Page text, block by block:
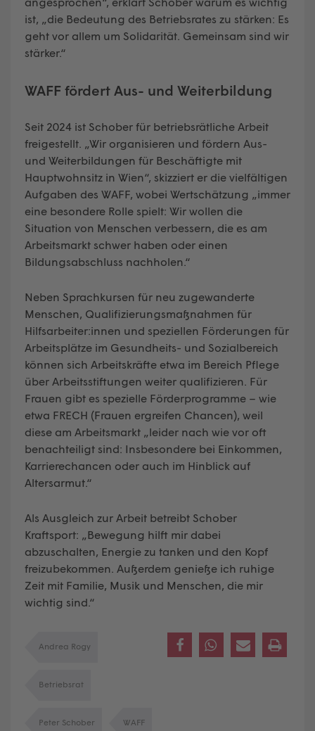
ist, „die Bedeutung des Betriebsrates zu stärken: Es
geht vor allem um Solidarität. Gemeinsam sind wir
stärker.“
WAFF fördert Aus- und Weiterbildung
Seit 2024 ist Schober für betriebsrätliche Arbeit
freigestellt. „Wir organisieren und fördern Aus-
und Weiterbildungen für Beschäftigte mit
Hauptwohnsitz in Wien“, skizziert er die vielfältigen
Aufgaben des WAFF, wobei Wertschätzung „immer
eine besondere Rolle spielt: Wir wollen die
Situation von Menschen verbessern, die es am
Arbeitsmarkt schwer haben oder einen
Bildungsabschluss nachholen.“
Neben Sprachkursen für neu zugewanderte
Menschen, Qualifizierungsmaßnahmen für
Hilfsarbeiter:innen und speziellen Förderungen für
Arbeitsplätze im Gesundheits- und Sozialbereich
können sich Arbeitskräfte etwa im Bereich Pflege
über Arbeitsstiftungen weiter qualifizieren. Für
Frauen gibt es spezielle Förderprogramme – wie
etwa FRECH (Frauen ergreifen Chancen), weil
diese am Arbeitsmarkt „leider nach wie vor oft
benachteiligt sind: Insbesondere bei Einkommen,
Karrierechancen oder auch im Hinblick auf
Altersarmut.“
Als Ausgleich zur Arbeit betreibt Schober
Kraftsport: „Bewegung hilft mir dabei
abzuschalten, Energie zu tanken und den Kopf
freizubekommen. Außerdem genieße ich ruhige
Zeit mit Familie, Musik und Menschen, die mir
wichtig sind.“
Andrea Rogy
Betriebsrat
Peter Schober WAFF